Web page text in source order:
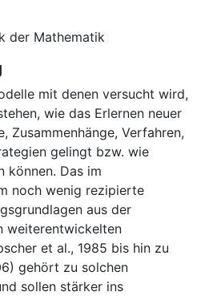
der Mathematik
mit denen versucht wird,
wie das Erlernen neuer
Zusammenhänge, Verfahren,
gelingt bzw. wie
können. Das im
noch wenig rezipierte
aus der
weiterentwickelten
et al., 1985 bis hin zu
gehört zu solchen
sollen stärker ins